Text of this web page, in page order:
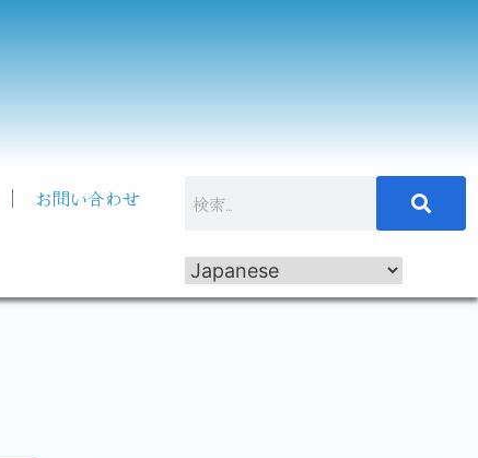
お問い合わせ